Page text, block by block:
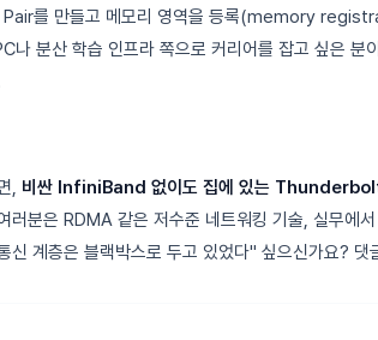
를 만들고 메모리 영역을 등록(memory
나 분산 학습 인프라 쪽으로 커리어를 잡고 싶은
, 비싼 InfiniBand 없이도 집에 있는 Thunderbolt
러분은 RDMA 같은 저수준 네트워킹 기술, 실무에
신 계층은 블랙박스로 두고 있었다" 싶으신가요? 댓